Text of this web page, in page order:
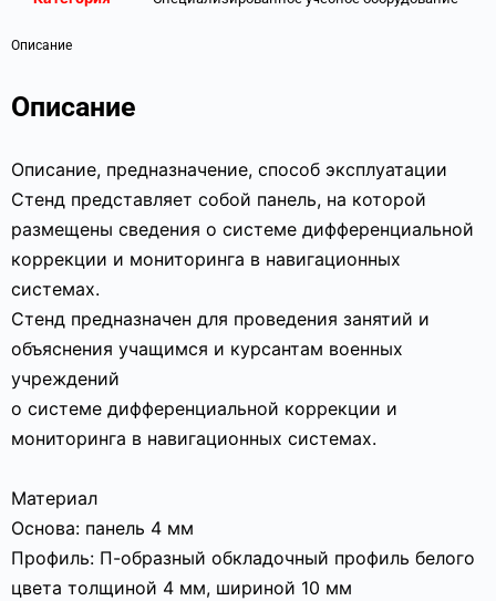
Описание
Описание
Описание, предназначение, способ эксплуатации
Стенд представляет собой панель, на которой
размещены сведения о системе дифференциальной
коррекции и мониторинга в навигационных
системах.
Стенд предназначен для проведения занятий и
объяснения учащимся и курсантам военных
учреждений
о системе дифференциальной коррекции и
мониторинга в навигационных системах.
Материал
Основа: панель 4 мм
Профиль: П-образный обкладочный профиль белого
цвета толщиной 4 мм, шириной 10 мм